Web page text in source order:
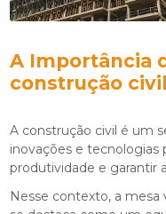
A Importância
construção
A construção civil é um
inovações e tecnologias
produtividade e garantir
Nesse contexto, a mesa